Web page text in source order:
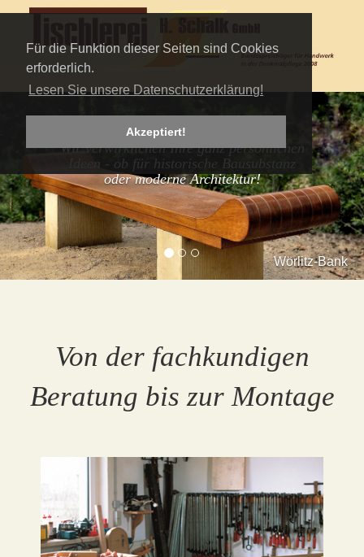
Für die Funktion dieser Seiten sind Cookies
erforderlich.
Lesen Sie unsere Datenschutzerklärung!
Akzeptiert!
Wir verwirklichen Ihre ganz persönlichen
Ideen - ob für historische Bausubstanz
oder moderne Architektur!
Wörlitz-Bank
Von der fachkundigen
Beratung bis zur Montage